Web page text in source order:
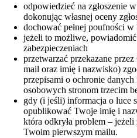
odpowiedzieć na zgłoszenie
dokonując własnej oceny
dochować pełnej poufności w
jeżeli to możliwe,
zabezpieczeniach
przetwarzać przekazane
mail oraz imię i nazwisko)
przepisami o ochronie
osobowych stronom trzecim
gdy (i jeśli) informacja o luce
opublikować Twoje imię i
która odkryła problem – jeżeli
Twoim pierwszym mailu.